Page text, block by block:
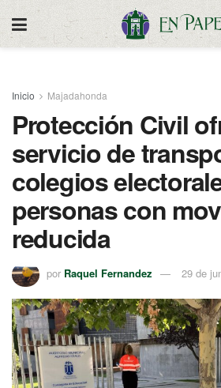
Inicio Majadahonda
Protección Civil
servicio de
colegios
personas con
reducida
por Raquel Fernandez 29 de